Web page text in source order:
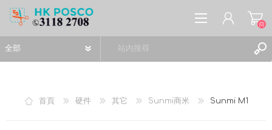
(0)
首頁 硬件 其它 Sunmi商米 Sunmi M1